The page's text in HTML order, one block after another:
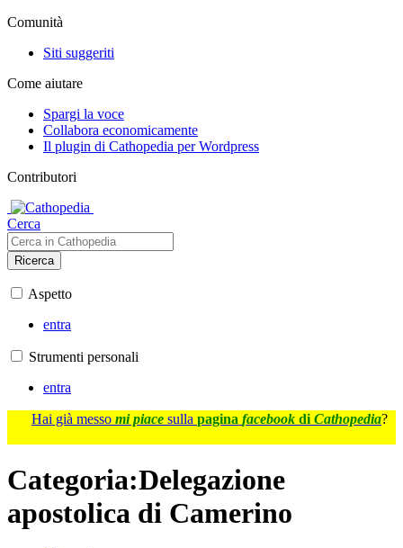
Comunità
Siti suggeriti
Come aiutare
Spargi la voce
Collabora economicamente
Il plugin di Cathopedia per Wordpress
Contributori
Cerca
Ricerca
Aspetto
entra
Strumenti personali
entra
Hai già messo mi piace sulla pagina facebook di Cathopedia?
Categoria:Delegazione
apostolica di Camerino